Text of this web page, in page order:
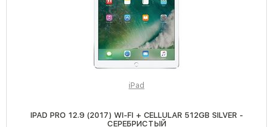
iPad
IPAD PRO 12.9 (2017) WI-FI + CELLULAR 512GB SILVER -
СЕРЕБРИСТЫЙ